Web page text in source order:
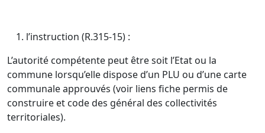
l’instruction (R.315-15) :
L’autorité compétente peut être soit l’Etat ou la
commune lorsqu’elle dispose d’un PLU ou d’une carte
communale approuvés (voir liens fiche permis de
construire et code des général des collectivités
territoriales).